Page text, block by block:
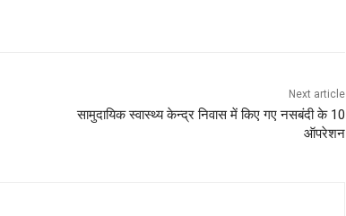
Next article
सामुदायिक स्वास्थ्य केन्द्र निवास में किए गए नसबंदी के 10
ऑपरेशन